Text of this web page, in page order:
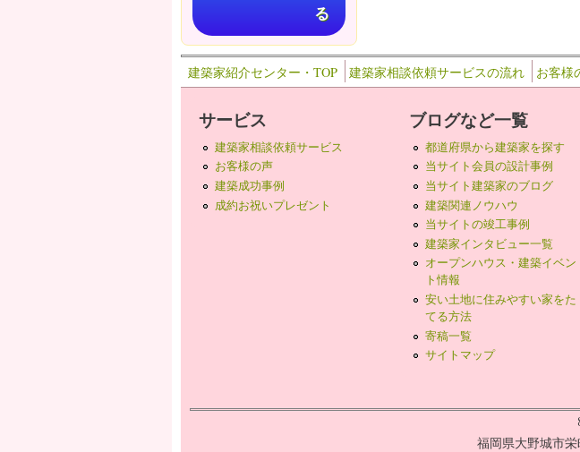
る
建築家紹介センター・TOP 建築家相談依頼サービスの流れ お客様
サービス
建築家相談依頼サービス
お客様の声
建築成功事例
成約お祝いプレゼント
ブログなど一覧
都道府県から建築家を探す
当サイト会員の設計事例
当サイト建築家のブログ
建築関連ノウハウ
当サイトの竣工事例
建築家インタビュー一覧
オープンハウス・建築イベン
ト情報
安い土地に住みやすい家をた
てる方法
寄稿一覧
サイトマップ
福岡県大野城市